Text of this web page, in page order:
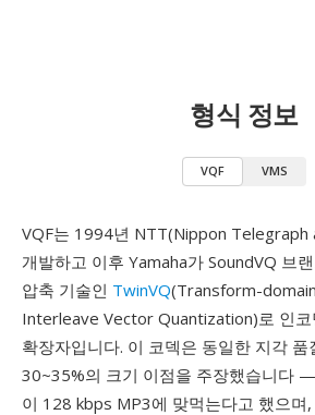
형식 정보
VQF VMS
VQF는 1994년 NTT(Nippon Telegraph
개발하고 이후 Yamaha가 SoundVQ 브
압축 기술인 TwinVQ(Transform-
Interleave Vector Quantization)로 인코
확장자입니다. 이 코덱은 동일한 지각 품
30~35%의 크기 이점을 주장했습니다
이 128 kbps MP3에 맞먹는다고 했으며